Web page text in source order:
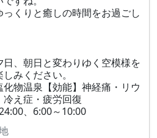
くりと癒しの時間をお過ごし
、朝日と変わりゆく空模様を
みください。
物温泉【効能】神経痛・リウ
え症・疲労回復
、6:00～10:00